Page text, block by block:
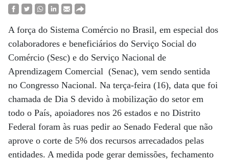
A força do Sistema Comércio no Brasil, em especial dos
colaboradores e beneficiários do Serviço Social do
Comércio (Sesc) e do Serviço Nacional de
Aprendizagem Comercial (Senac), vem sendo sentida
no Congresso Nacional. Na terça-feira (16), data que foi
chamada de Dia S devido à mobilização do setor em
todo o País, apoiadores nos 26 estados e no Distrito
Federal foram às ruas pedir ao Senado Federal que não
aprove o corte de 5% dos recursos arrecadados pelas
entidades. A medida pode gerar demissões, fechamento